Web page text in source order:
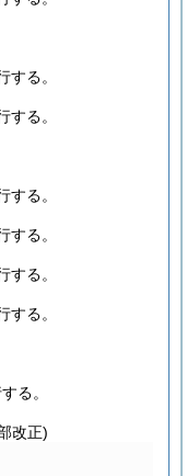
する。
する。
する。
する。
する。
する。
る。
改正)